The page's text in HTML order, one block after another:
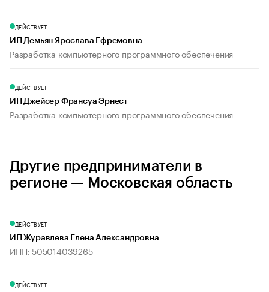
ДЕЙСТВУЕТ
ИП Демьян Ярослава Ефремовна
Разработка компьютерного программного обеспечения
ДЕЙСТВУЕТ
ИП Джейсер Франсуа Эрнест
Разработка компьютерного программного обеспечения
Другие предприниматели в
регионе — Московская область
ДЕЙСТВУЕТ
ИП Журавлева Елена Александровна
ИНН: 505014039265
ДЕЙСТВУЕТ